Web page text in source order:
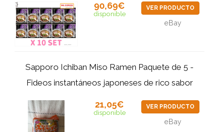
90,69€
disponible
VER PRODUCTO
eBay
Sapporo Ichiban Miso Ramen Paquete de 5 -
Fideos instantáneos japoneses de rico sabor
21,05€
disponible
VER PRODUCTO
eBay